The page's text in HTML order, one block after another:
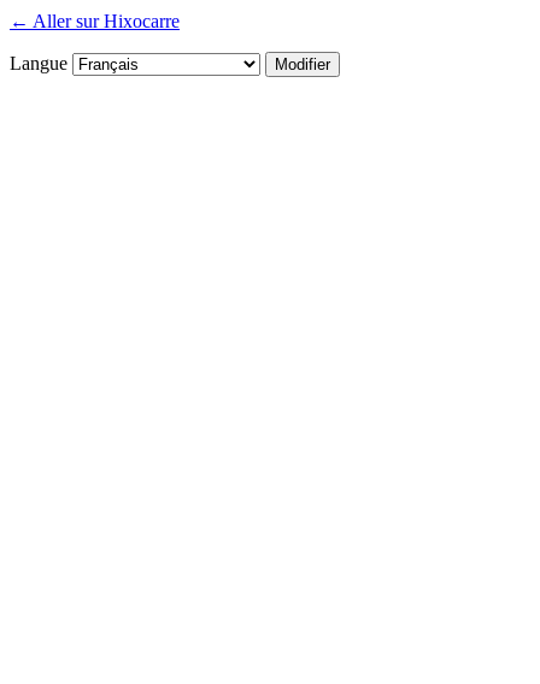
← Aller sur Hixocarre
Langue